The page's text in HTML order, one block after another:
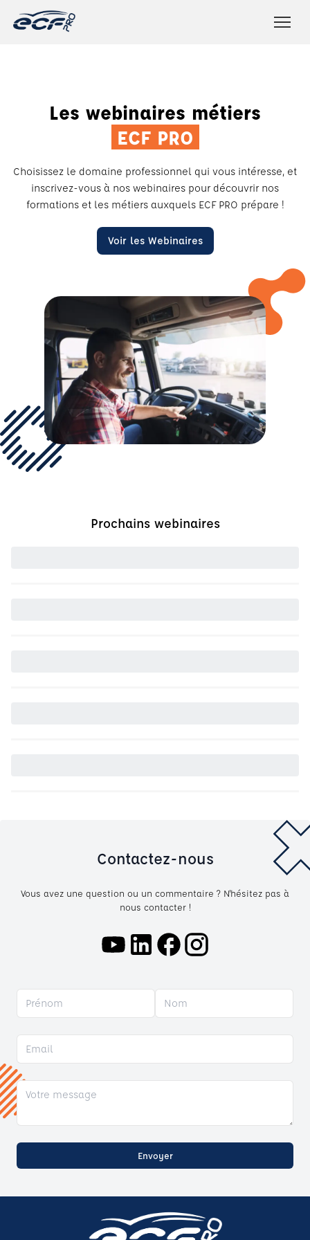
Les webinaires métiers
ECF PRO
Choisissez le domaine professionnel qui vous intéresse, et
inscrivez-vous à nos webinaires pour découvrir nos
formations et les métiers auxquels ECF PRO prépare !
Voir les Webinaires
Prochains webinaires
Contactez-nous
Vous avez une question ou un commentaire ? N'hésitez pas à
nous contacter !
Envoyer